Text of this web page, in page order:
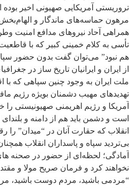
تروریستی آمریکایی صهیونی اخیر
مرهون حماسه‌های ماندگار و
همراهی آحاد نیروهای مدافع امنیت
تأسی به کلام خمینی کبیر که با
هم نبود” می‌توان گفت بدون حضور
از ایران و ایرانیان تاریخ ساز در
ملت ایران به وجود چنین سپاهی که با
تهدیدهای مهیب دشمنان بویژه رژیم
آمریکا و رژیم اهریمنی صهیونیستی را
است و دشمن باید هم از دامنه و
انقلاب که حقارت آنان در “میدان”
بی‌تردید سپاه و پاسداران انقلاب
آمادگی؛ لحظه‌ای از حضور در صحنه
نخواهند کرد و فرمان صریح مولا و
“مردمی باشید، مردم دوست باشید،